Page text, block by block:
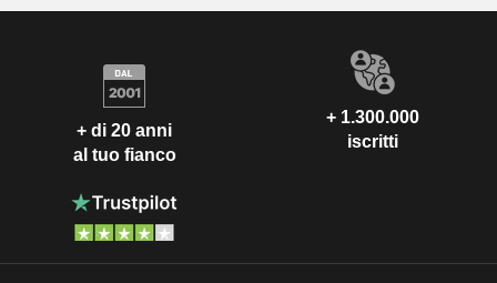
+ di 20 anni
al tuo fianco
+ 1.300.000
iscritti